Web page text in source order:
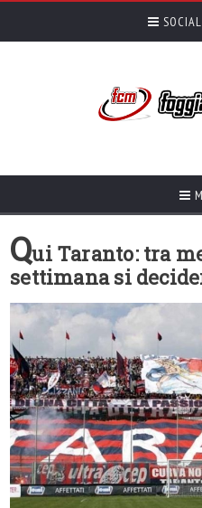
Qui Taranto: tra
settimana si